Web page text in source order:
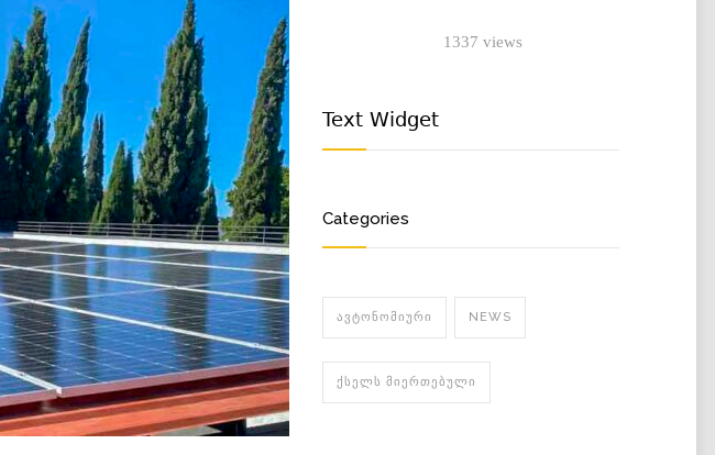
1337 views
Text Widget
Categories
ᲐᲕᲢᲝᲜᲝᲛᲘᲣᲠᲘ NEWS
ᲥᲡᲔᲚᲡ ᲛᲘᲔᲠᲗᲔᲑᲣᲚᲘ